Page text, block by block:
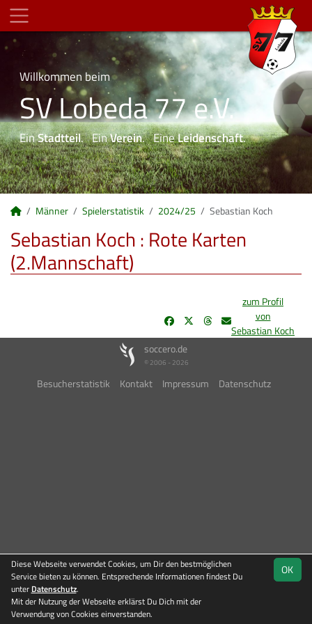
Willkommen beim
SV Lobeda 77 e.V.
EinStadtteil. EinVerein. EineLeidenschaft.
Männer Spielerstatistik 2024/25 Sebastian Koch
Sebastian Koch : Rote Karten
(2.Mannschaft)
zum Profil
von
Sebastian Koch
soccero.de
© 2006 - 2026
Besucherstatistik Kontakt Impressum Datenschutz
OK
Diese Webseite verwendet Cookies, um Dir den bestmöglichen
Service bieten zu können. Entsprechende Informationen findest Du
unter Datenschutz.
Mit der Nutzung der Webseite erklärst Du Dich mit der
Verwendung von Cookies einverstanden.